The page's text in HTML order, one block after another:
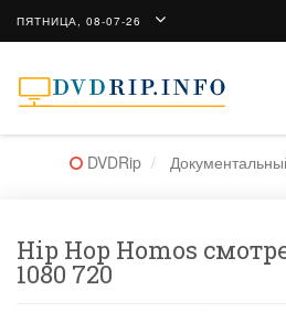
ПЯТНИЦА, 08-07-26
DVDRip
Hip Hop Homos
1080 720